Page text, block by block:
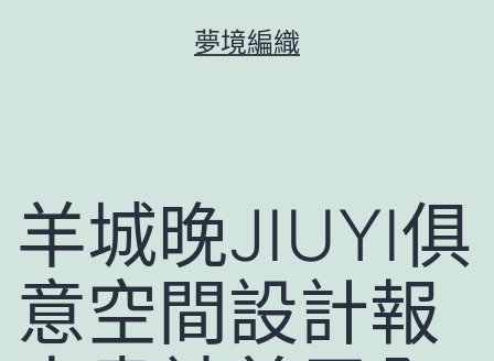
夢境編織
羊城晚JIUYI俱
意空間設計報